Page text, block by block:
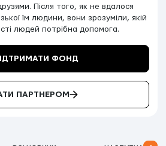
Після того, як не вдалося
їм людини, вони зрозуміли, якій
людей потрібна допомога.
ФОНД
ПАРТНЕРОМ